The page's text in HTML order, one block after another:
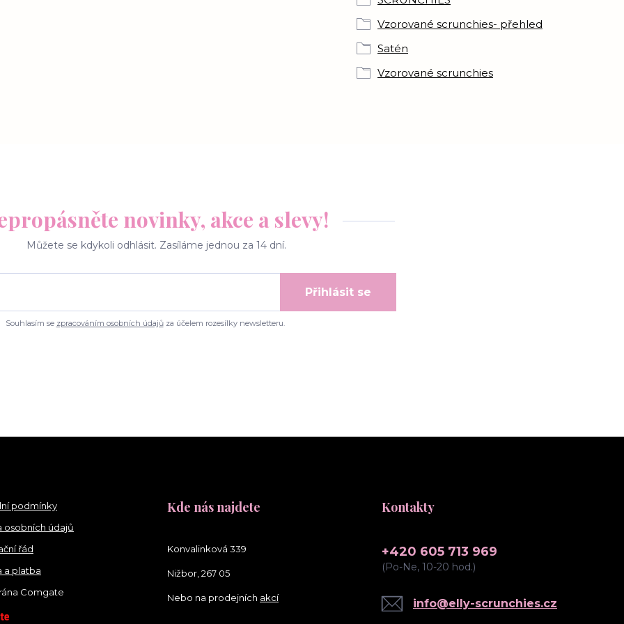
Vzorované scrunchies- přehled
Satén
Vzorované scrunchies
novinky, akce a slevy!
Můžete se kdykoli odhlásit. Zasíláme jednou za 14 dní.
Přihlásit se
Souhlasím se zpracováním osobních údajůza účelem rozesílky newsletteru.
podmínky
osobních údajů
řád
a platba
Comgate
Kde nás najdete
Konvalinková 339
Nižbor, 267 05
Nebo na prodejních akcí
Kontakty
+420 605 713 969
(Po-Ne, 10-20 hod.)
info@elly-scrunchies.cz